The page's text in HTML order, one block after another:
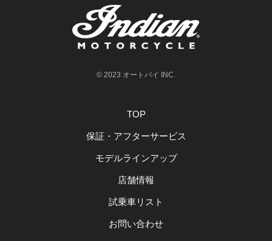
© 2023 オートバイ INC.
TOP
保証・アフターサービス
モデルラインアップ
店舗情報
試乗車リスト
お問い合わせ